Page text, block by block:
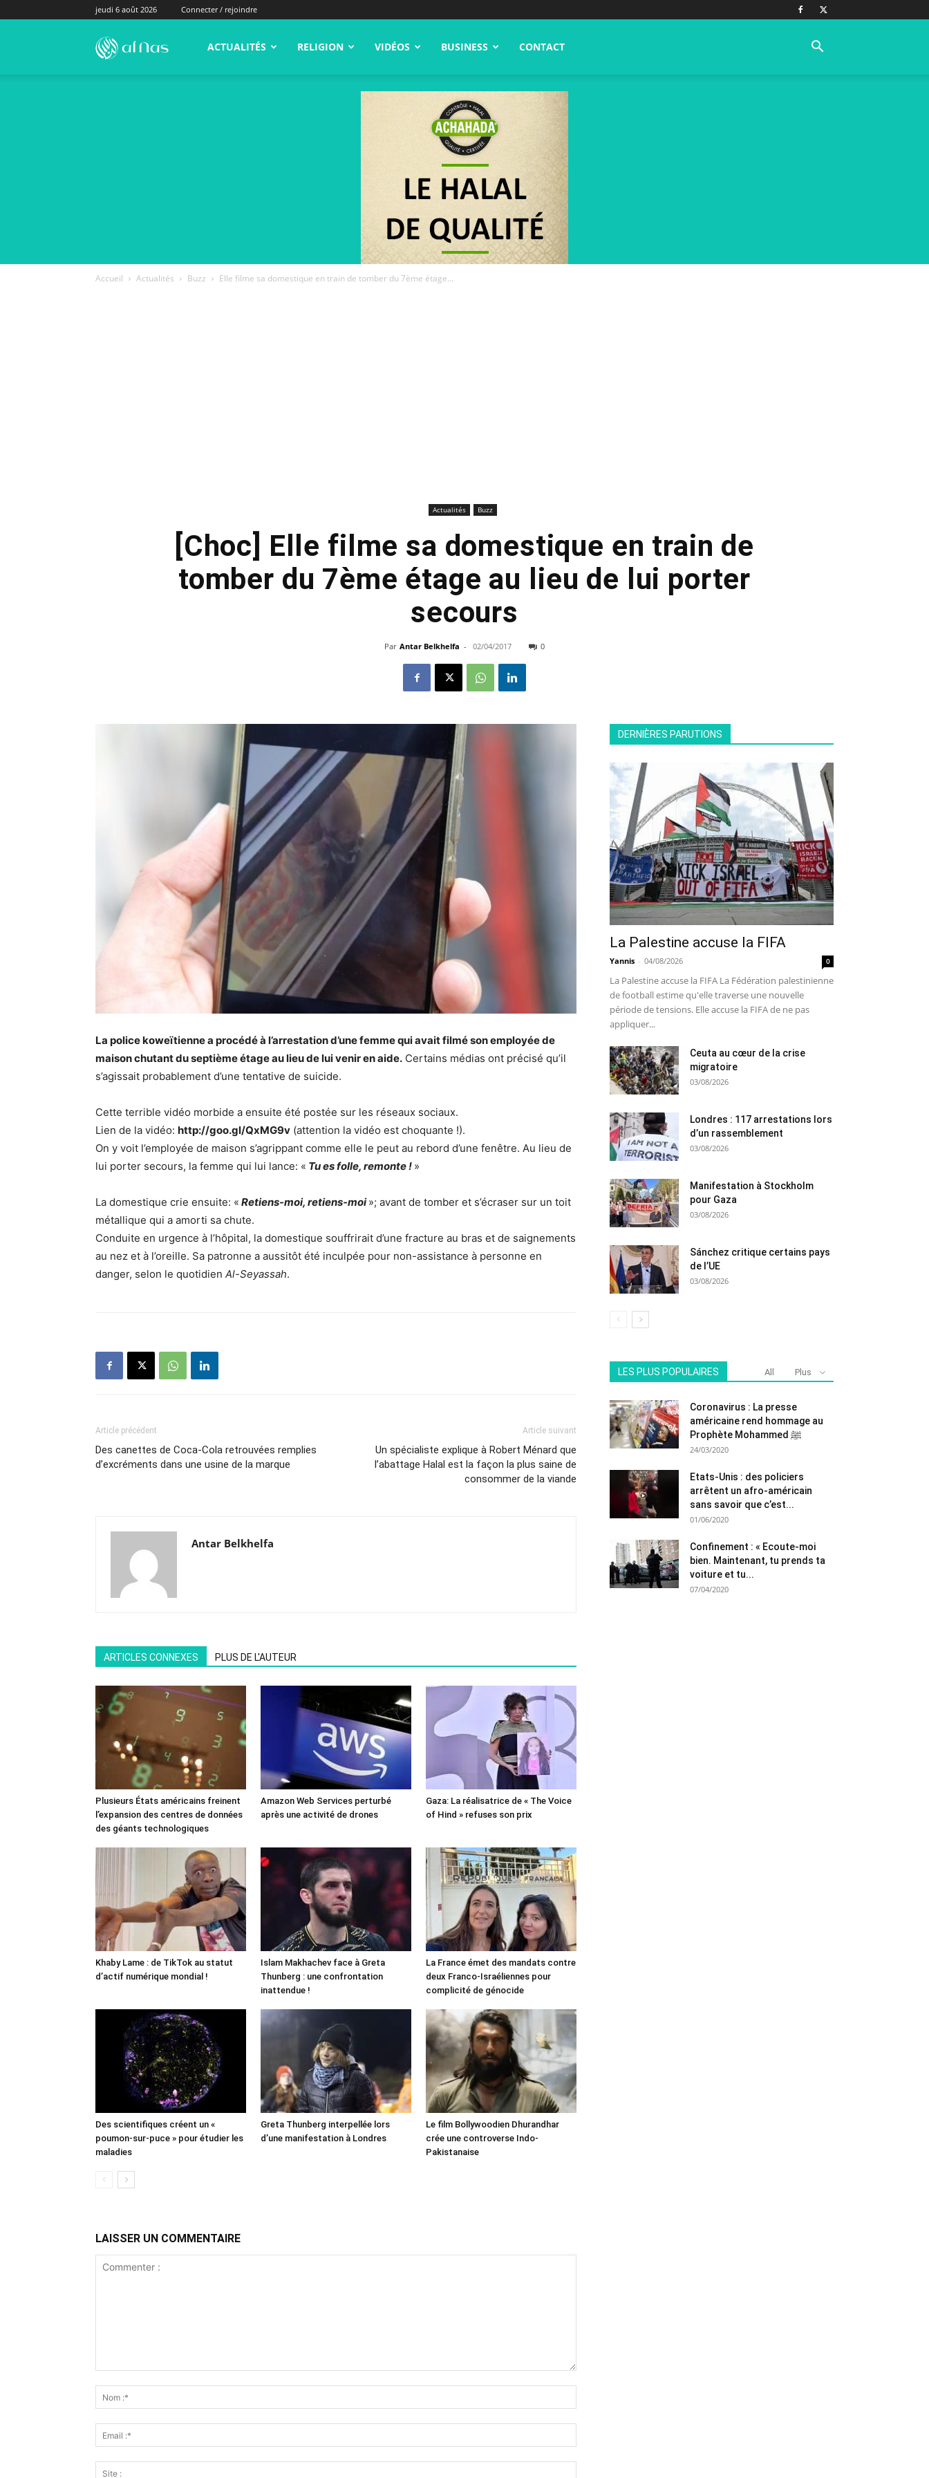
jeudi 6 août 2026 Connecter / rejoindre
alNas.fr ACTUALITÉS RELIGION VIDÉOS BUSINESS CONTACT
Accueil Actualités Buzz Elle filme sa domestique en train de tomber du 7ème étage...
Actualités Buzz
[Choc] Elle filme sa domestique en train de
tomber du 7ème étage au lieu de lui porter
secours
Par Antar Belkhelfa - 02/04/2017 0
La police koweïtienne a procédé à l’arrestation d’une femme qui avait filmé son employée de
maison chutant du septième étage au lieu de lui venir en aide. Certains médias ont précisé qu’il
s’agissait probablement d’une tentative de suicide.
Cette terrible vidéo morbide a ensuite été postée sur les réseaux sociaux.
Lien de la vidéo: http://goo.gl/QxMG9v (attention la vidéo est choquante !).
On y voit l’employée de maison s’agrippant comme elle le peut au rebord d’une fenêtre. Au lieu de
lui porter secours, la femme qui lui lance: « Tu es folle, remonte ! »
La domestique crie ensuite: « Retiens-moi, retiens-moi »; avant de tomber et s’écraser sur un toit
métallique qui a amorti sa chute.
Conduite en urgence à l’hôpital, la domestique souffrirait d’une fracture au bras et de saignements
au nez et à l’oreille. Sa patronne a aussitôt été inculpée pour non-assistance à personne en
danger, selon le quotidien Al-Seyassah.
Article précédent
Des canettes de Coca-Cola retrouvées remplies
d’excréments dans une usine de la marque
Article suivant
Un spécialiste explique à Robert Ménard que
l’abattage Halal est la façon la plus saine de
consommer de la viande
Antar Belkhelfa
ARTICLES CONNEXES PLUS DE L'AUTEUR
Plusieurs États américains freinent
l’expansion des centres de données
des géants technologiques
Amazon Web Services perturbé
après une activité de drones
Gaza: La réalisatrice de « The Voice
of Hind » refuses son prix
Khaby Lame : de TikTok au statut
d’actif numérique mondial !
Islam Makhachev face à Greta
Thunberg : une confrontation
inattendue !
La France émet des mandats contre
deux Franco-Israéliennes pour
complicité de génocide
Des scientifiques créent un «
poumon-sur-puce » pour étudier les
maladies
Greta Thunberg interpellée lors
d’une manifestation à Londres
Le film Bollywoodien Dhurandhar
crée une controverse Indo-
Pakistanaise
LAISSER UN COMMENTAIRE
DERNIÈRES PARUTIONS
La Palestine accuse la FIFA
Yannis - 04/08/2026 0
La Palestine accuse la FIFA La Fédération palestinienne
de football estime qu'elle traverse une nouvelle
période de tensions. Elle accuse la FIFA de ne pas
appliquer...
Ceuta au cœur de la crise
migratoire
03/08/2026
Londres : 117 arrestations lors
d’un rassemblement
03/08/2026
Manifestation à Stockholm
pour Gaza
03/08/2026
Sánchez critique certains pays
de l’UE
03/08/2026
LES PLUS POPULAIRES All Plus
Coronavirus : La presse
américaine rend hommage au
Prophète Mohammed ﷺ
24/03/2020
Etats-Unis : des policiers
arrêtent un afro-américain
sans savoir que c’est...
01/06/2020
Confinement : « Ecoute-moi
bien. Maintenant, tu prends ta
voiture et tu...
07/04/2020